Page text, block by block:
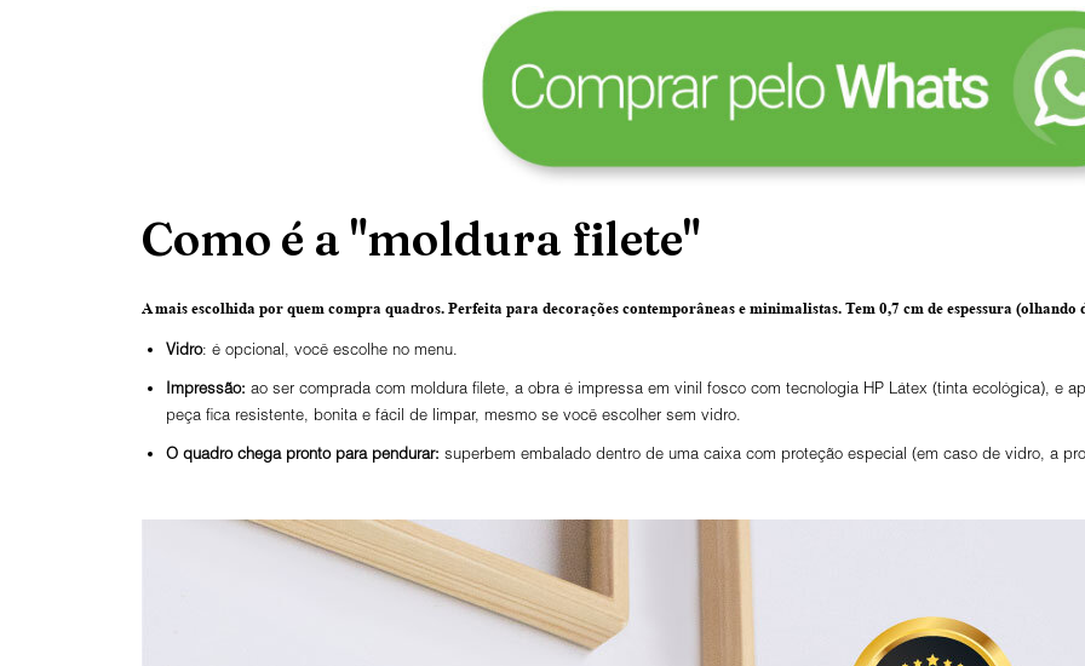
Como é a "moldura filete"
A mais escolhida por quem compra quadros. Perfeita para decorações contemporâneas e minimalistas. Tem 0,7 cm de espessura (olhando
Vidro: é opcional, você escolhe no menu.
Impressão: ao ser comprada com moldura filete, a obra é impressa em vinil fosco com tecnologia HP Látex (tinta ecológica), e
peça fica resistente, bonita e fácil de limpar, mesmo se você escolher sem vidro.
O quadro chega pronto para pendurar: superbem embalado dentro de uma caixa com proteção especial (em caso de vidro, a